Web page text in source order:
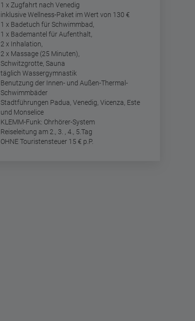
1 x Zugfahrt nach Venedig
inklusive Wellness-Paket im Wert von 130 €
1 x Badetuch für Schwimmbad,
1 x Bademantel für Aufenthalt,
2 x Inhalation,
2 x Massage (25 Minuten),
Schwitzgrotte, Sauna
täglich Wassergymnastik
Benutzung der Innen- und Außen-Thermal-
Schwimmbäder
Stadtführungen Padua, Venedig, Vicenza, Este
und Monselice
KLEMM-Funk: Ohrhörer-System
Reiseleitung am 2., 3. , 4., 5.Tag
OHNE Touristensteuer 15 € p.P.